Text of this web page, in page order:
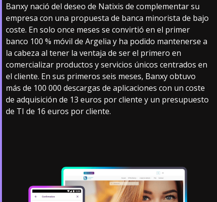
Banxy nació del deseo de Natixis de complementar su
empresa con una propuesta de banca minorista de bajo
coste. En solo once meses se convirtió en el primer
banco 100 % móvil de Argelia y ha podido mantenerse a
la cabeza al tener la ventaja de ser el primero en
comercializar productos y servicios únicos centrados en
el cliente. En sus primeros seis meses, Banxy obtuvo
más de 100 000 descargas de aplicaciones con un coste
de adquisición de 13 euros por cliente y un presupuesto
de TI de 16 euros por cliente.